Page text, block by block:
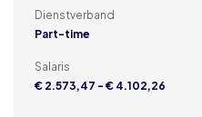
Dienstverband
Part-time
Salaris
€ 2.573,47 - € 4.102,26